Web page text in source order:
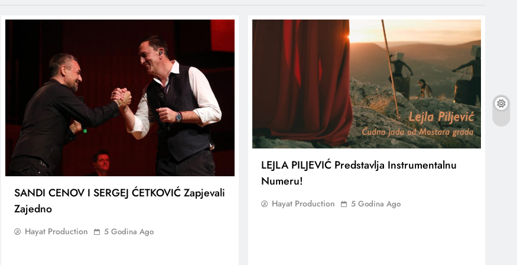
SANDI CENOV I SERGEJ ĆETKOVIĆ Zapjevali
Zajedno
Hayat Production 5 Godina Ago
LEJLA PILJEVIĆ Predstavlja Instrumentalnu
Numeru!
Hayat Production 5 Godina Ago